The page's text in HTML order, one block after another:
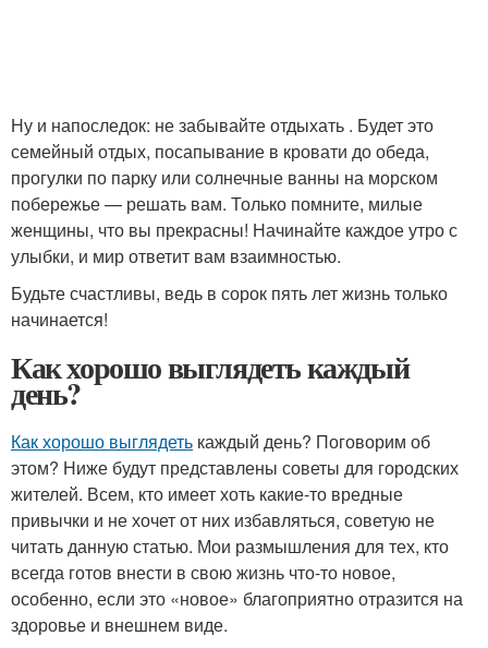
Ну и напоследок: не забывайте отдыхать . Будет это
семейный отдых, посапывание в кровати до обеда,
прогулки по парку или солнечные ванны на морском
побережье — решать вам. Только помните, милые
женщины, что вы прекрасны! Начинайте каждое утро с
улыбки, и мир ответит вам взаимностью.
Будьте счастливы, ведь в сорок пять лет жизнь только
начинается!
Как хорошо выглядеть каждый
день?
Как хорошо выглядеть каждый день? Поговорим об
этом? Ниже будут представлены советы для городских
жителей. Всем, кто имеет хоть какие-то вредные
привычки и не хочет от них избавляться, советую не
читать данную статью. Мои размышления для тех, кто
всегда готов внести в свою жизнь что-то новое,
особенно, если это «новое» благоприятно отразится на
здоровье и внешнем виде.